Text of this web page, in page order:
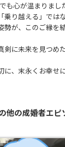
も心が温まりまし
乗り越える」では
勢が、このご縁を
に未来を見つめ
に、末永くお幸せ
他の成婚者エピ